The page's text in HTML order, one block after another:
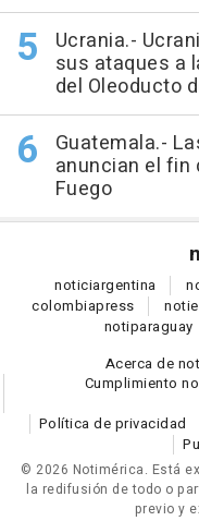
Ucrania.-
sus ataques a
del Oleoducto
Guatemala.-
anuncian el fin
Fuego
noticiargentina
colombiapress noti
notiparaguay
Acerca de
Cumplimiento
Política de privacidad
© 2026 Notimérica. Está
la redifusión de todo o
previo y